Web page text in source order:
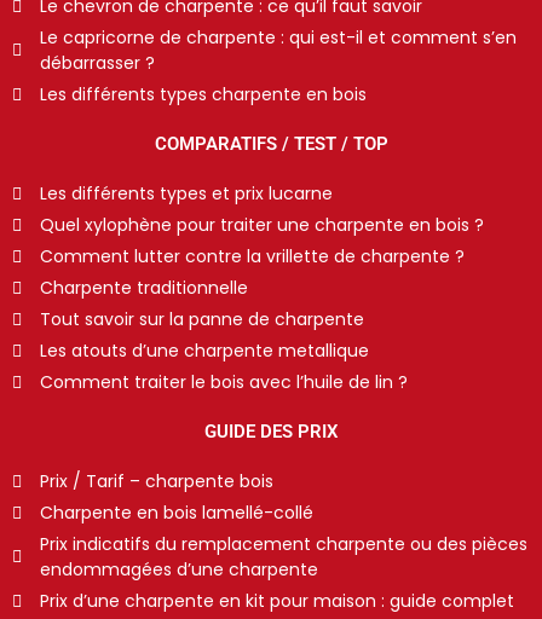
Le chevron de charpente : ce qu’il faut savoir
Le capricorne de charpente : qui est-il et comment s’en
débarrasser ?
Les différents types charpente en bois
COMPARATIFS / TEST / TOP
Les différents types et prix lucarne
Quel xylophène pour traiter une charpente en bois ?
Comment lutter contre la vrillette de charpente ?
Charpente traditionnelle
Tout savoir sur la panne de charpente
Les atouts d’une charpente metallique
Comment traiter le bois avec l’huile de lin ?
GUIDE DES PRIX
Prix / Tarif – charpente bois
Charpente en bois lamellé-collé
Prix indicatifs du remplacement charpente ou des pièces
endommagées d’une charpente
Prix d’une charpente en kit pour maison : guide complet